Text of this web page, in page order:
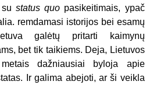
status quo pasikeitimais, ypač
remdamasi istorijos bei esamų
galėtų pritarti kaimynų
bet tik taikiems. Deja, Lietuvos
dažniausiai byloja apie
Ir galima abejoti, ar ši veikla